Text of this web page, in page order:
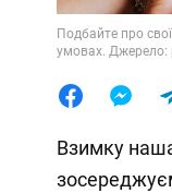
Подбайте про
умовах. Джерело:
Взимку